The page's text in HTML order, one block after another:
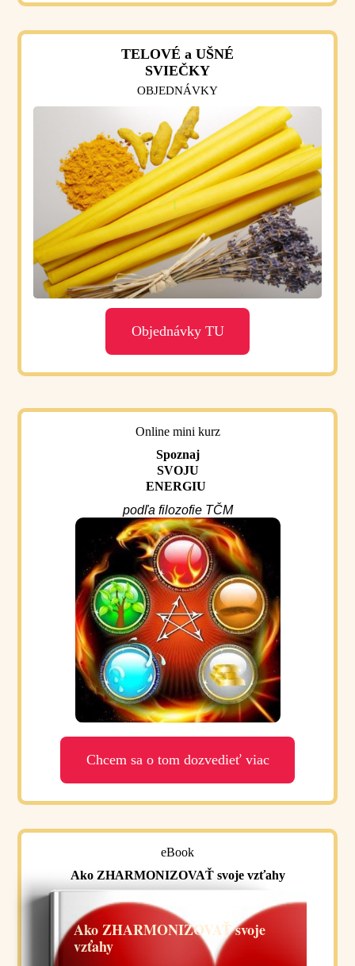
TELOVÉ a UŠNÉ
SVIEČKY
OBJEDNÁVKY
Objednávky TU
Online mini kurz
Spoznaj
SVOJU
ENERGIU
podľa filozofie TČM
Chcem sa o tom dozvedieť viac
eBook
Ako ZHARMONIZOVAŤ svoje vzťahy
Ako ZHARMONIZOVAŤ svoje
vzťahy